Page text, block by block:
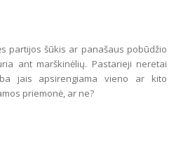
partijos šūkis ar panašaus pobūdžio
ant marškinėlių. Pastarieji neretai
jais apsirengiama vieno ar kito
priemonė, ar ne?